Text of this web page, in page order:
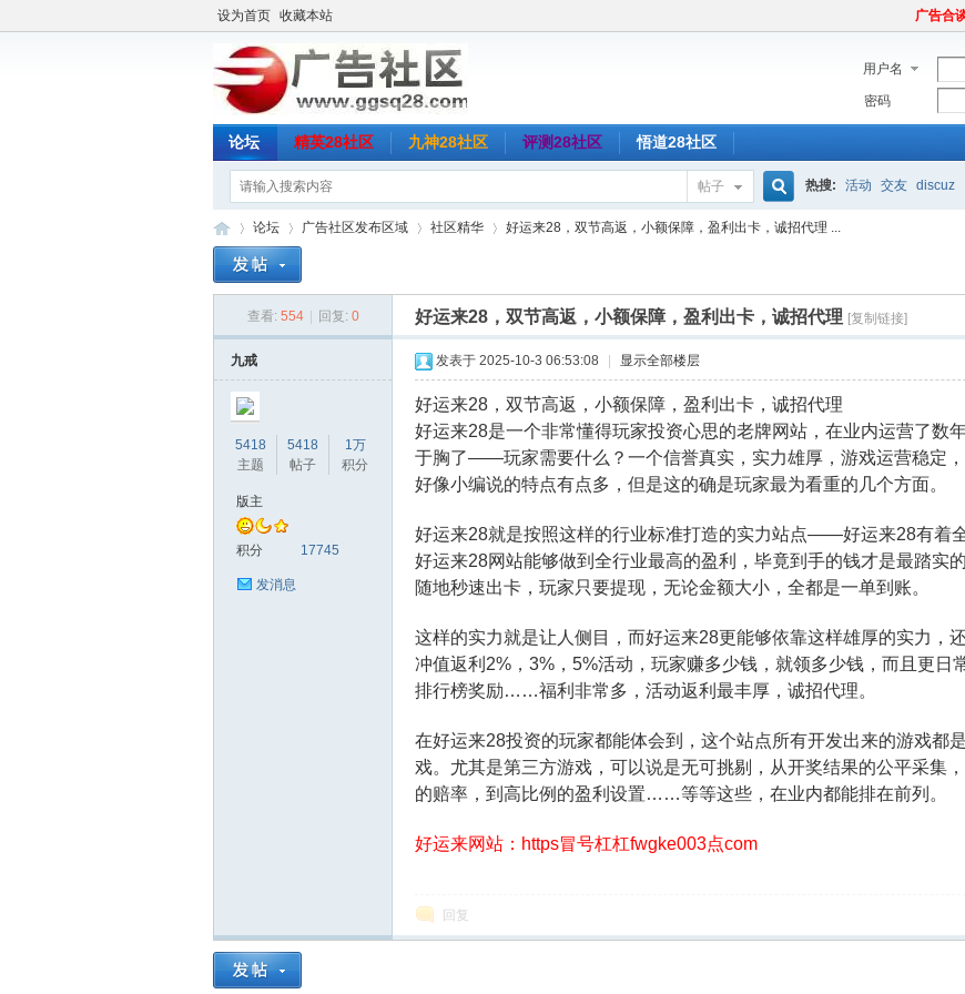
设为首页 收藏本站 广告合
用户名
密码
论坛 精英28社区 九神28社区 评测28社区 悟道28社区
帖子
搜
索
热搜: 活动 交友 discuz
区-
论坛
›
广告社区发布区域 社区精华
›
好运来28，双节高返，小额保障，盈利出卡，诚招代理 ...
查看: 554 回复: 0 好运来28，双节高返，小额保障，盈利出卡，诚招代理 [复制链接]
九戒
5418
主题
5418
帖子
1万
积分
版主
积分 17745
发消息
发表于 2025-10-3 06:53:08 显示全部楼层
好运来28，双节高返，小额保障，盈利出卡，诚招代理
好运来28是一个非常懂得玩家投资心思的老牌网站，在业内运营了数
于胸了——玩家需要什么？一个信誉真实，实力雄厚，游戏运营稳定，
好像小编说的特点有点多，但是这的确是玩家最为看重的几个方面。
好运来28就是按照这样的行业标准打造的实力站点——好运来28有着
好运来28网站能够做到全行业最高的盈利，毕竟到手的钱才是最踏实
随地秒速出卡，玩家只要提现，无论金额大小，全都是一单到账。
这样的实力就是让人侧目，而好运来28更能够依靠这样雄厚的实力
冲值返利2%，3%，5%活动，玩家赚多少钱，就领多少钱，而且更日
排行榜奖励……福利非常多，活动返利最丰厚，诚招代理。
在好运来28投资的玩家都能体会到，这个站点所有开发出来的游戏都
戏。尤其是第三方游戏，可以说是无可挑剔，从开奖结果的公平采集
的赔率，到高比例的盈利设置……等等这些，在业内都能排在前列。
好运来网站：https冒号杠杠fwgke003点com
回复